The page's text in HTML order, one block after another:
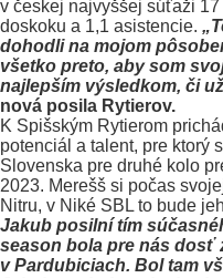
v českej najvyššej súťaži
doskoku a 1,1 asistencie.
dohodli na mojom
všetko preto, aby som
najlepším výsledkom, či
nová posila Rytierov.
K Spišským Rytierom
potenciál a talent, pre ktorý
Slovenska pre druhé kolo
2023. Merešš si počas
Nitru, v Niké SBL to bude
Jakub posilní tím
season bola pre nás dosť
v Pardubiciach. Bol tam